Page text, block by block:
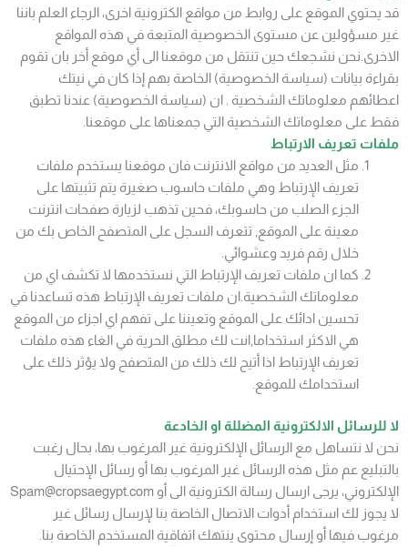
قد يحتوي الموقع على روابط من مواقع الكترونية اخرى، الرجاء العلم باننا
غير مسؤولين عن مستوى الخصوصية المتبعة في هذه المواقع
الاخرى.نحن نشجعك حين تنتقل من موقعنا الى أي موقع أخر بان تقوم
بقراءة بيانات (سياسة الخصوصية) الخاصة بهم إذا كان في نيتك
اعطائهم معلوماتك الشخصية . ان (سياسة الخصوصية) عندنا تطبق
فقط على معلوماتك الشخصية التي جمعناها على موقعنا.
ملفات تعريف الارتباط
مثل العديد من مواقع الانترنت فان موقعنا يستخدم ملفات
تعريف الإرتباط وهي ملفات حاسوب صغيرة يتم تثبيتها على
الجزء الصلب من حاسوبك، فحين تذهب لزيارة صفحات انترنت
معينة على الموقع, تتعرف السجل على المتصفح الخاص بك من
خلال رقم فريد وعشوائي.
كما ان ملفات تعريف الإرتباط التي نستخدمها لا تكشف اي من
معلوماتك الشخصية.ان ملفات تعريف الإرتباط هذه تساعدنا في
تحسين ادائك على الموقع وتعيننا على تفهم اي اجزاء من الموقع
هي الاكثر استخداما,انت لك مطلق الحرية في الغاء هذه ملفات
تعريف الإرتباط اذا أتيح لك ذلك من المتصفح ولا يؤثر ذلك على
استخدامك للموقع.
لا للرسائل الالكترونية المضللة او الخادعة
نحن لا نتساهل مع الرسائل الإلكترونية غير المرغوب بها، بحال رغبت
بالتبليع عم مثل هذه الرسائل غير المرغوب بها أو رسائل الإحتيال
الإلكتروني، يرجى ارسال رسالة الكترونية الى أو Spam@cropsaegypt.com
لا يجوز لك استخدام أدوات الاتصال الخاصة بنا لإرسال رسائل غير
مرغوب فيها أو إرسال محتوى ينتهك اتفاقية المستخدم الخاصة بنا.